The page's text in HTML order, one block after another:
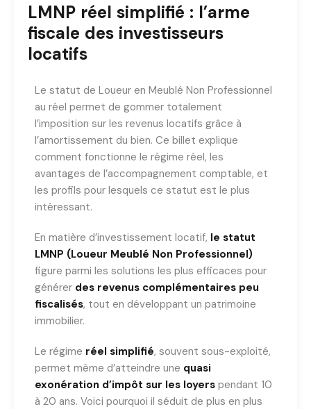
LMNP réel simplifié : l’arme
fiscale des investisseurs
locatifs
Le statut de Loueur en Meublé Non Professionnel
au réel permet de gommer totalement
l’imposition sur les revenus locatifs grâce à
l’amortissement du bien. Ce billet explique
comment fonctionne le régime réel, les
avantages de l’accompagnement comptable, et
les profils pour lesquels ce statut est le plus
intéressant.
En matière d’investissement locatif, le statut
LMNP (Loueur Meublé Non Professionnel)
figure parmi les solutions les plus efficaces pour
générer des revenus complémentaires peu
fiscalisés, tout en développant un patrimoine
immobilier.
Le régime réel simplifié, souvent sous-exploité,
permet même d’atteindre une quasi
exonération d’impôt sur les loyers pendant 10
à 20 ans. Voici pourquoi il séduit de plus en plus